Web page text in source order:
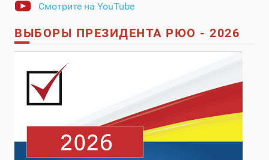
Смотрите на YouTube
ВЫБОРЫ ПРЕЗИДЕНТА РЮО - 2026